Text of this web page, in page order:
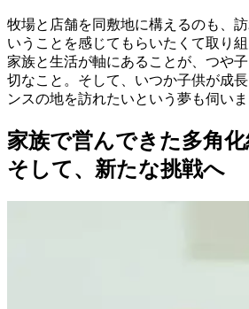
牧場と店舗を同敷地に構えるのも、
いうことを感じてもらいたくて取り
家族と生活が軸にあることが、つや
切なこと。そして、いつか子供が成
ンスの地を訪れたいという夢も伺いま
家族で営んできた多角
そして、新たな挑戦へ